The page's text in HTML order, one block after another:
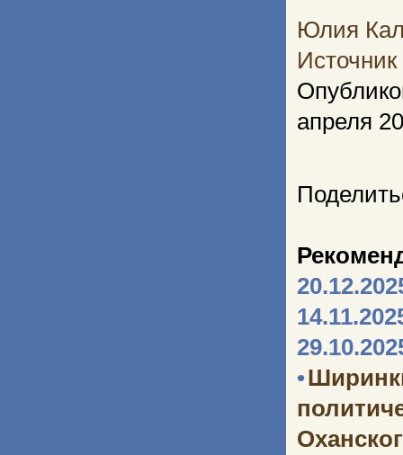
Юлия
Источник
апреля
•